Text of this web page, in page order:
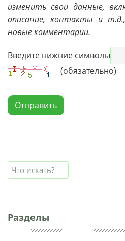
изменить свои данные,
описание, контакты и
новые комментарии.
Введите нижние символы
(обязательно)
Отправить
Разделы